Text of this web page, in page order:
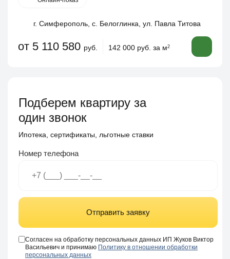
г. Симферополь, с. Белоглинка, ул. Павла Титова
от 5 110 580 руб. 142 000 руб. за м2
Подберем квартиру за
один звонок
Ипотека, сертификаты, льготные ставки
Номер телефона
Отправить заявку
Согласен на обработку персональных данных ИП Жуков Виктор
Васильевич и принимаю Политику в отношении обработки
персональных данных